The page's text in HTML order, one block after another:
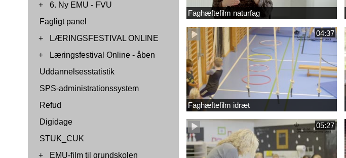
+
6. Ny EMU - FVU
Fagligt panel
+
LÆRINGSFESTIVAL ONLINE
+
Læringsfestival Online - åben
Uddannelsesstatistik
SPS-administrationssystem
Refud
Digidage
STUK_CUK
+
EMU-film til grundskolen
Faghæftefilm naturfag
04:37
Faghæftefilm idræt
05:27